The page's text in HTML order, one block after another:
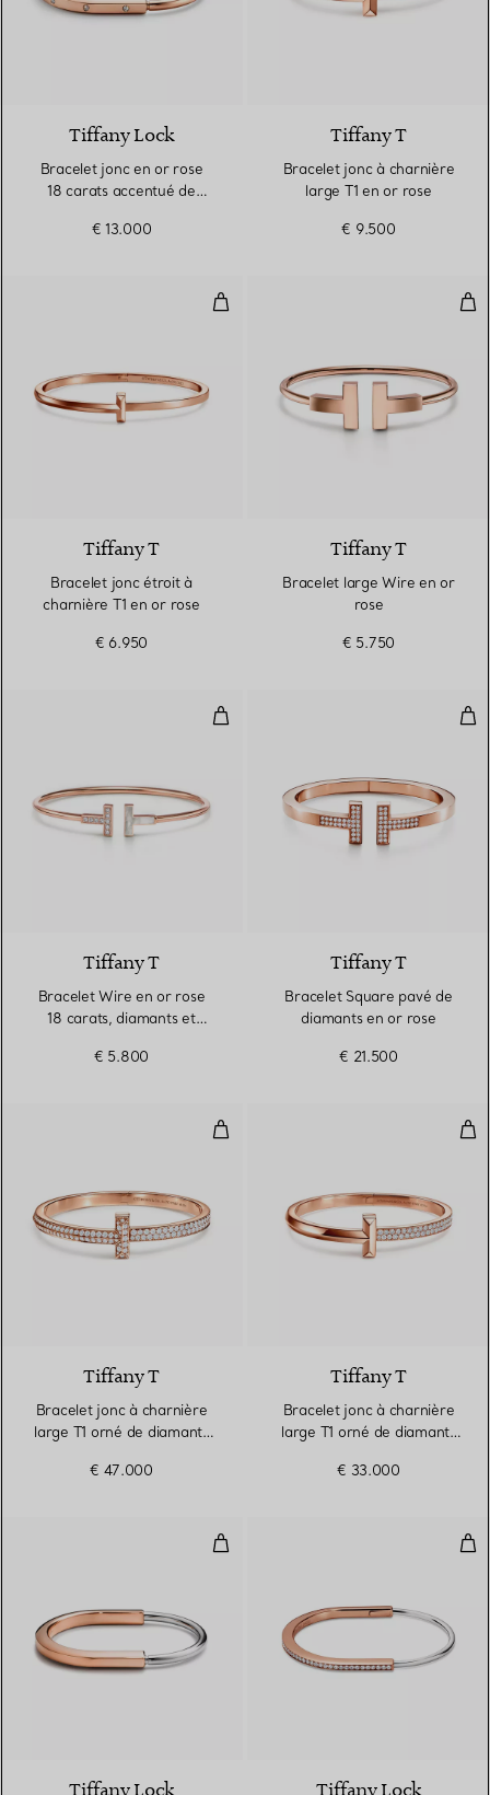
Tiffany Lock
Bracelet jonc en or rose
18 carats accentué de
€ 13.000
Tiffany T
Bracelet jonc à charnière
large T1 en or rose
€ 9.500
Bracelet jonc étroit à charnière
Tiffany T
Bracelet jonc étroit à
charnière T1 en or rose
€ 6.950
Tiffany T
Bracelet large Wire en or
rose
€ 5.750
Bracelet Wire en or rose 18
Tiffany T
Bracelet Wire en or rose
18 carats, diamants et
€ 5.800
Tiffany T
Bracelet Square pavé de
diamants en or rose
€ 21.500
Bracelet jonc à charnière large
Tiffany T
Bracelet jonc à charnière
large T1 orné de diamants
€ 47.000
Tiffany T
Bracelet jonc à charnière
large T1 orné de diamants
€ 33.000
Bracelet jonc en or rose et or